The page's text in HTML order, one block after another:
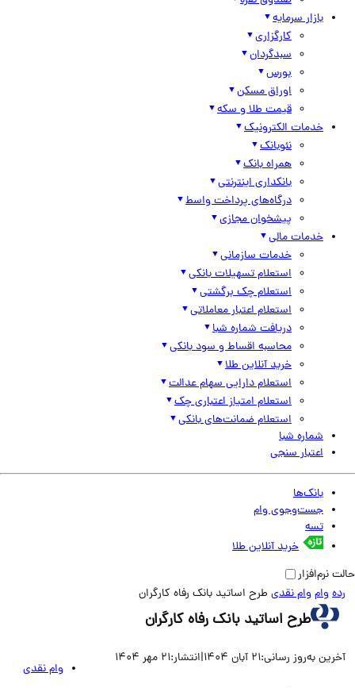
بازار سرمایه
کارگزاری
سبدگردان
بورس
اوراق مسکن
قیمت طلا و سکه
خدمات الکترونیک
نئوبانک
همراه بانک
بانکداری اینترنتی
درگاه‌های پرداخت واسط
پیشخوان مجازی
خدمات مالی
خدمات سازمانی
استعلام تسهیلات بانکی
استعلام چک برگشتی
استعلام اعتبار معاملاتی
دریافت شماره شبا
محاسبه اقساط و سود بانکی
خرید آنلاین طلا
استعلام دارایی سهام عدالت
استعلام امتیاز اعتباری چک
استعلام ضمانت‌های بانکی
شماره شبا
اعتبار سنجی
بانک‌ها
جست‌وجوی وام
تسه
خرید آنلاین طلا
وام وام نقدیطرح اساتید بانک رفاه کارگران
طرح اساتید بانک رفاه کارگران
به‌روز رسانی:21 آبان 1404 |انتشار:21 مهر 1404
وام نقدی